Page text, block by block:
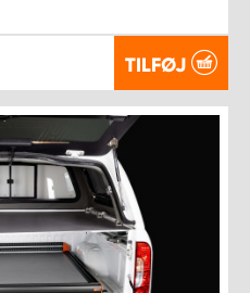
TILFØJ